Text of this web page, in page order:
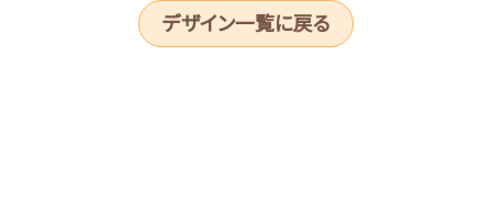
デザイン一覧に戻る